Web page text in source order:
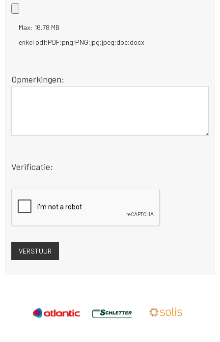
Max: 16.78 MB
enkel pdf;PDF;png;PNG;jpg;jpeg;doc;docx
Opmerkingen:
Verificatie: